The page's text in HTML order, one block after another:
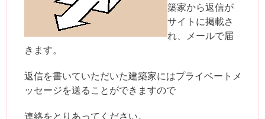
築家から返信が
サイトに掲載さ
れ、メールで届
きます。
返信を書いていただいた建築家にはプライベートメ
ッセージを送ることができますので
連絡をとりあってください。